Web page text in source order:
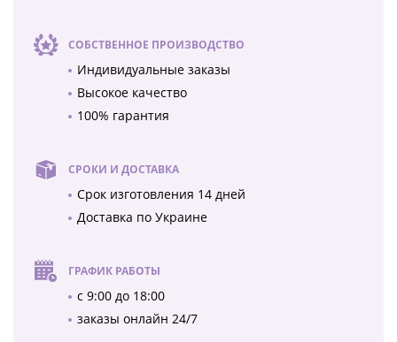
СОБСТВЕННОЕ ПРОИЗВОДСТВО
Индивидуальные заказы
Высокое качество
100% гарантия
СРОКИ И ДОСТАВКА
Срок изготовления 14 дней
Доставка по Украине
ГРАФИК РАБОТЫ
с 9:00 до 18:00
заказы онлайн 24/7